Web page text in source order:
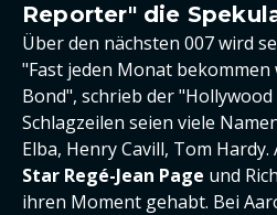
Reporter" die
Über den nächsten 007 wird
"Fast jeden Monat bekommen
Bond", schrieb der
Schlagzeilen seien viele
Elba, Henry Cavill, Tom Hardy.
Star Regé-Jean Page und
ihren Moment gehabt. Bei